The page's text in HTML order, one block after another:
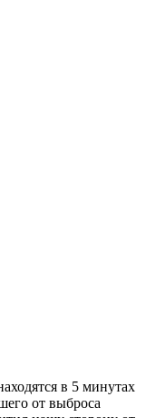
в 5 минутах
от выброса